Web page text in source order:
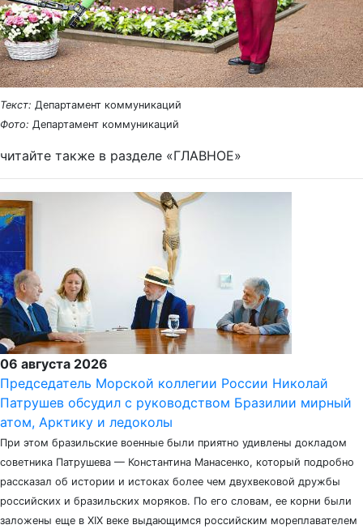
Текст: Департамент коммуникаций
Фото: Департамент коммуникаций
читайте также в разделе «ГЛАВНОЕ»
06 августа 2026
Председатель Морской коллегии России Николай
Патрушев обсудил с руководством Бразилии мирный
атом, Арктику и ледоколы
При этом бразильские военные были приятно удивлены докладом
советника Патрушева — Константина Манасенко, который подробно
рассказал об истории и истоках более чем двухвековой дружбы
российских и бразильских моряков. По его словам, ее корни были
заложены еще в XIX веке выдающимся российским мореплавателем